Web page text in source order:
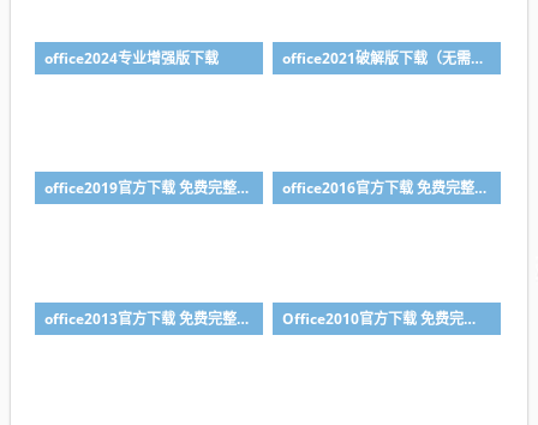
office2024专业增强版下载 office2021破解版下载（无需序列号）
office2019官方下载 免费完整版（附安装教程） office2016官方下载 免费完整版附安装教程
office2013官方下载 免费完整版附安装教程 Office2010官方下载 免费完整版附安装教程